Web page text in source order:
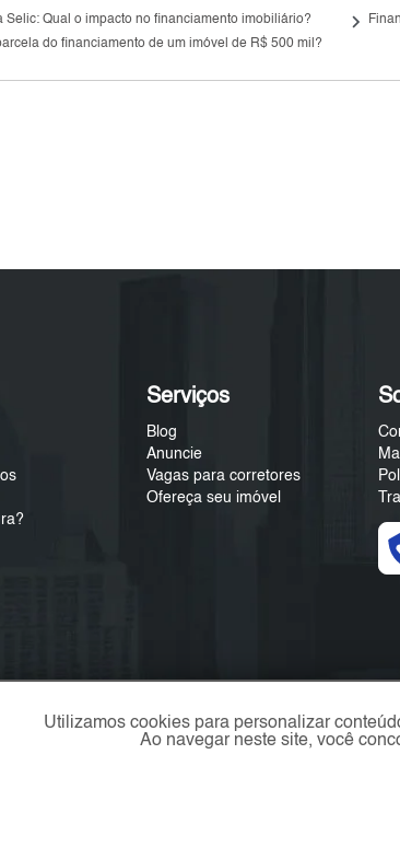
Selic: Qual o impacto no financiamento imobiliário? keyboard_arrow_right
do financiamento de um imóvel de R$ 500 mil?
Serviços
Blog
Anuncie
Vagas para corretores
Ofereça seu imóvel
Utilizamos cookies para personalizar
Ao navegar neste site, você